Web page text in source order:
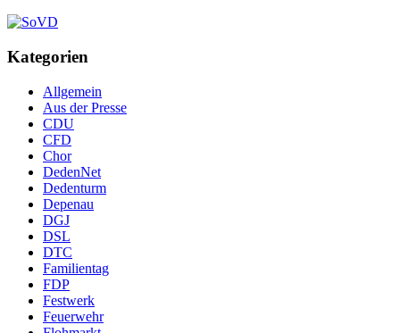
Kategorien
Allgemein
Aus der Presse
CDU
CFD
Chor
DedenNet
Dedenturm
Depenau
DGJ
DSL
DTC
Familientag
FDP
Festwerk
Feuerwehr